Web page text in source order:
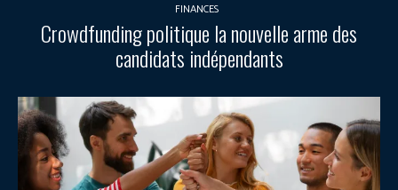
FINANCES
Crowdfunding politique la nouvelle arme des
candidats indépendants